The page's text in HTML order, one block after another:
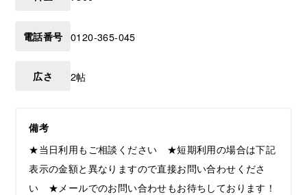
電話番号 0120-365-045
広さ 2帖
備考
★当日利用もご相談ください ★短期利用の場合は下記
表示の金額と異なりますので直接お問い合わせくださ
い ★メールでのお問い合わせもお待ちしております！